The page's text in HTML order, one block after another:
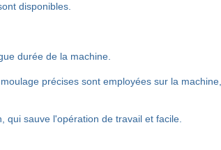
disponibles.
durée de la machine.
précises sont employées sur la
sauve l'opération de travail et facile.